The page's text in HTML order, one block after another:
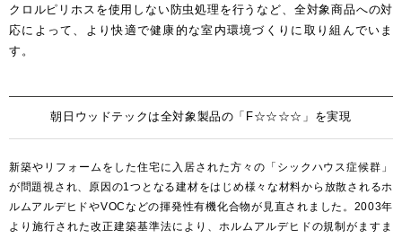
フローリングリフォームお悩み解決サイト
採用情報
クロルピリホスを使用しない防虫処理を行うなど、全対象商品への対
応によって、より快適で健康的な室内環境づくりに取り組んでいま
す。
朝日ウッドテックは全対象製品の「F☆☆☆☆」を実現
新築やリフォームをした住宅に入居された方々の「シックハウス症候群」
が問題視され、原因の1つとなる建材をはじめ様々な材料から放散されるホ
ルムアルデヒドやVOCなどの揮発性有機化合物が見直されました。2003年
より施行された改正建築基準法により、ホルムアルデヒドの規制がますま